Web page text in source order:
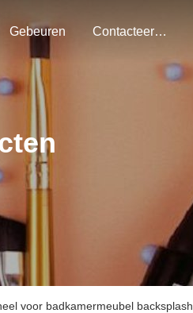
Gebeuren Contacteer Ons
voor badkamermeubel backsplash